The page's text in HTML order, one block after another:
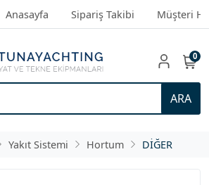
Anasayfa Sipariş Takibi Müşteri
ARA
0
Yakıt Sistemi Hortum DİĞER